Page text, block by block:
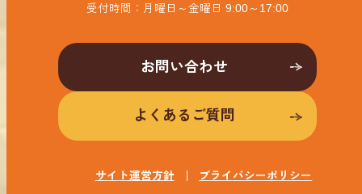
受付時間：月曜日～金曜日 9:00～17:00
お問い合わせ
よくあるご質問
サイト運営方針 プライバシーポリシー